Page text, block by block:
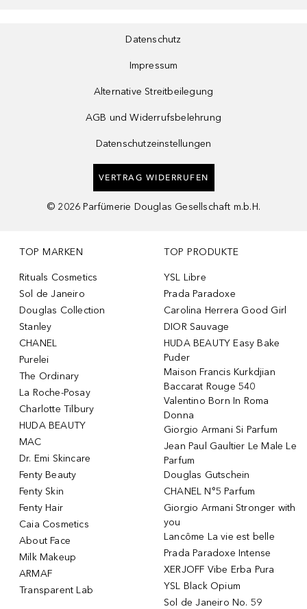
Datenschutz
Impressum
Alternative Streitbeilegung
AGB und Widerrufsbelehrung
Datenschutzeinstellungen
VERTRAG WIDERRUFEN
© 2026 Parfümerie Douglas Gesellschaft m.b.H.
TOP MARKEN
Rituals Cosmetics
Sol de Janeiro
Douglas Collection
Stanley
CHANEL
Purelei
The Ordinary
La Roche-Posay
Charlotte Tilbury
HUDA BEAUTY
MAC
Dr. Emi Skincare
Fenty Beauty
Fenty Skin
Fenty Hair
Caia Cosmetics
About Face
Milk Makeup
ARMAF
Transparent Lab
TOP PRODUKTE
YSL Libre
Prada Paradoxe
Carolina Herrera Good Girl
DIOR Sauvage
HUDA BEAUTY Easy Bake
Puder
Maison Francis Kurkdjian
Baccarat Rouge 540
Valentino Born In Roma
Donna
Giorgio Armani Si Parfum
Jean Paul Gaultier Le Male Le
Parfum
Douglas Gutschein
CHANEL N°5 Parfum
Giorgio Armani Stronger with
you
Lancôme La vie est belle
Prada Paradoxe Intense
XERJOFF Vibe Erba Pura
YSL Black Opium
Sol de Janeiro No. 59